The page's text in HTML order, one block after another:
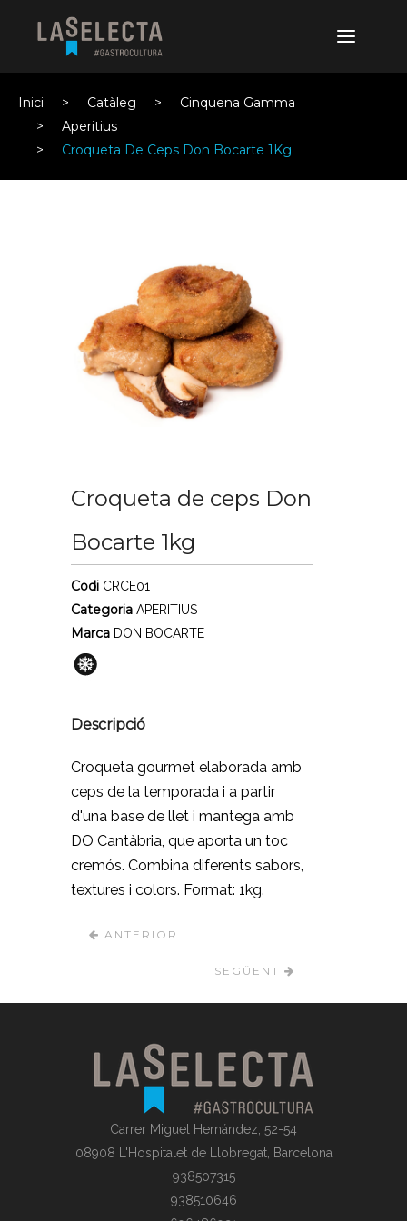
Inici Catàleg
Cinquena Gamma
Aperitius
Croqueta De Ceps Don Bocarte 1Kg
Croqueta de ceps Don
Bocarte 1kg
Codi CRCE01
CategoriaAPERITIUS
Marca DON BOCARTE
Descripció
Croqueta gourmet elaborada amb
ceps de la temporada i a partir
d'una base de llet i mantega amb
DO Cantàbria, que aporta un toc
cremós. Combina diferents sabors,
textures i colors. Format: 1kg.
ANTERIOR
SEGÜENT
Carrer Miguel Hernández, 52-54
08908 L'Hospitalet de Llobregat, Barcelona
938507315
938510646